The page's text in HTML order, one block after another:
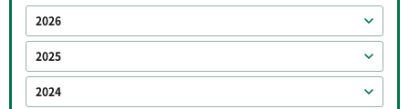
2026
2025
2024